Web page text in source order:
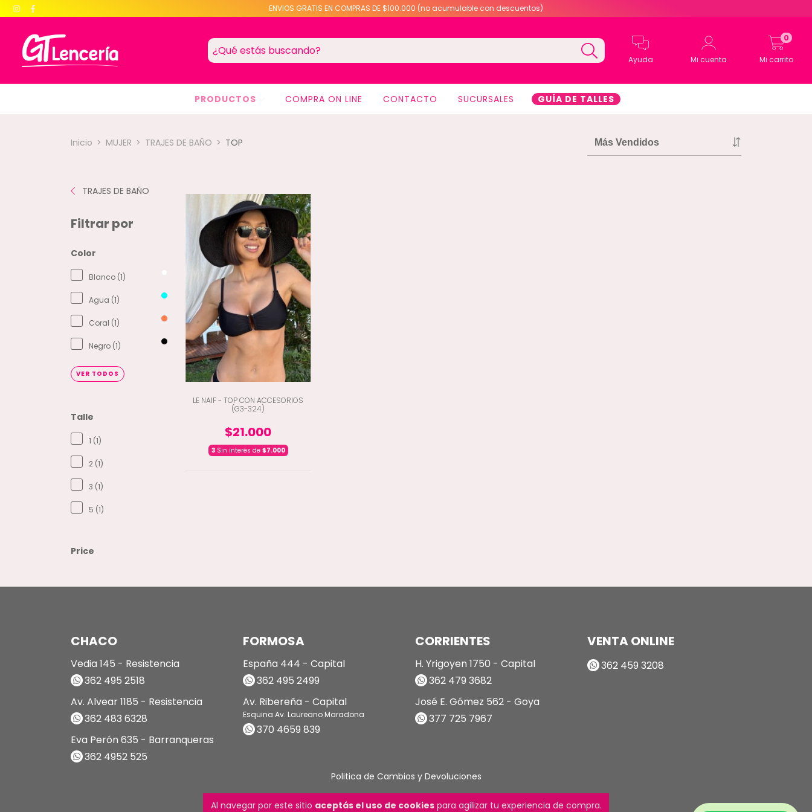
ENVIOS GRATIS EN COMPRAS DE $100.000 (no acumulable con descuentos)
Ayuda Mi cuenta Mi carrito
0
PRODUCTOS COMPRA ON LINE CONTACTO SUCURSALES GUÍA DE TALLES
Al navegar por este sitio aceptás el uso de cookiespara agilizar tu experiencia de compra.
Inicio > MUJER > TRAJES DE BAÑO > TOP
TRAJES DE BAÑO
Filtrar por
Color
Blanco (1)
Agua (1)
Coral (1)
Negro (1)
VER TODOS
Talle
1 (1)
2 (1)
3 (1)
5 (1)
Price
LE NAIF - TOP CON ACCESORIOS
(G3-324)
$21.000
3Sin interés de $7.000
CHACO
Vedia 145 - Resistencia
362 495 2518
Av. Alvear 1185 - Resistencia
362 483 6328
Eva Perón 635 - Barranqueras
362 4952 525
FORMOSA
España 444 - Capital
362 495 2499
Av. Ribereña - Capital
Esquina Av. Laureano Maradona
370 4659 839
CORRIENTES
H. Yrigoyen 1750 - Capital
362 479 3682
José E. Gómez 562 - Goya
377 725 7967
VENTA ONLINE
362 459 3208
Politica de Cambios y Devoluciones